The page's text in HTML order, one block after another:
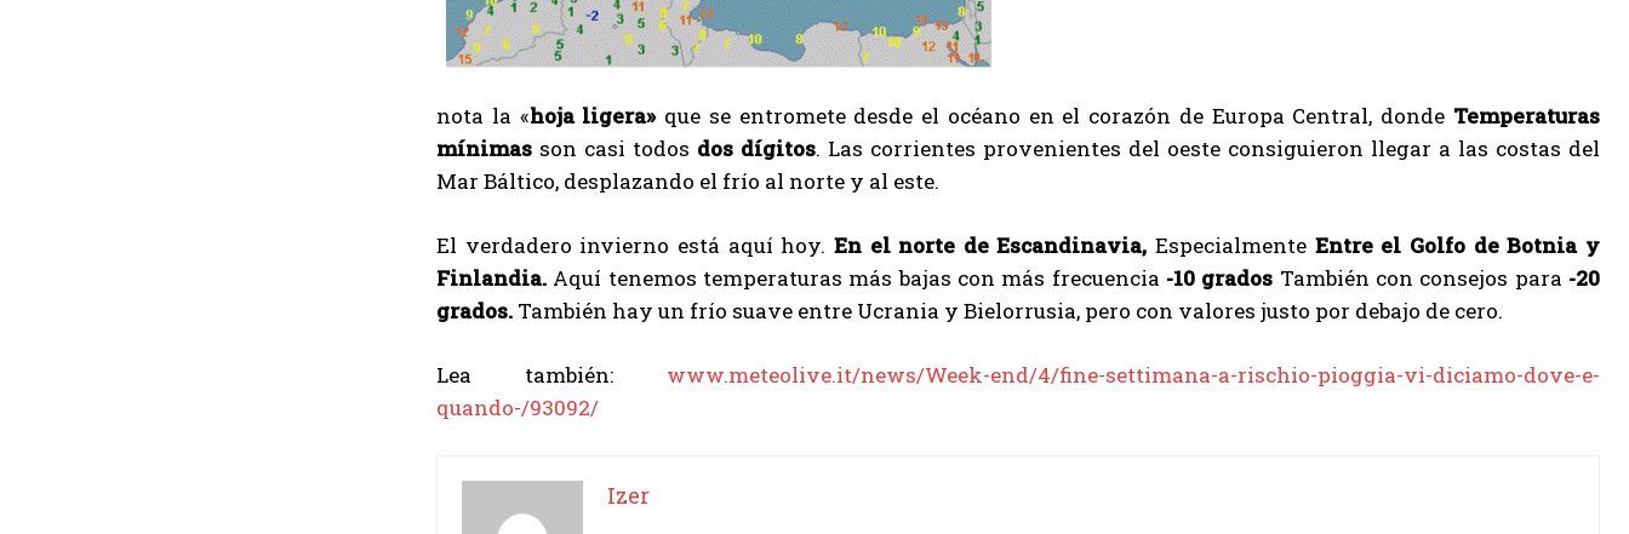
nota la «hoja ligera»que se entromete desde el océano en el corazón de Europa Central, donde Temperaturas
mínimas son casi todos dos dígitos. Las corrientes provenientes del oeste consiguieron llegar a las costas del
Mar Báltico, desplazando el frío al norte y al este.
El verdadero invierno está aquí hoy. En el norte de Escandinavia, Especialmente Entre el Golfo de Botnia y
Finlandia. Aquí tenemos temperaturas más bajas con más frecuencia -10 grados También con consejos para -20
grados. También hay un frío suave entre Ucrania y Bielorrusia, pero con valores justo por debajo de cero.
Lea también: www.meteolive.it/news/Week-end/4/fine-settimana-a-rischio-pioggia-vi-diciamo-dove-e-
quando-/93092/
Izer